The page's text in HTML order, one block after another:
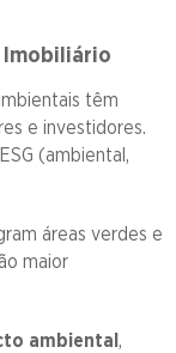
Imobiliário
têm
e investidores.
(ambiental,
áreas verdes e
maior
ambiental,